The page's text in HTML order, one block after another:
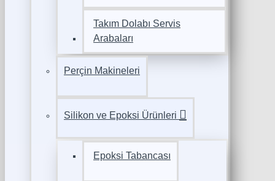
Takım Dolabı Servis
Arabaları
Perçin Makineleri
Silikon ve Epoksi Ürünleri
Epoksi Tabancası